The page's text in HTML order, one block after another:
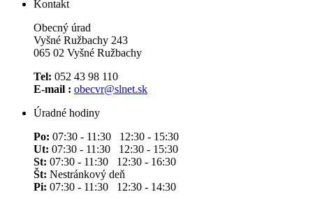
Kontakt
Obecný úrad
Vyšné Ružbachy 243
065 02 Vyšné Ružbachy
Tel: 052 43 98 110
E-mail : obecvr@slnet.sk
Úradné hodiny
Po: 07:30 - 11:30 12:30 - 15:30
Ut: 07:30 - 11:30 12:30 - 15:30
St: 07:30 - 11:30 12:30 - 16:30
Št: Nestránkový deň
Pi: 07:30 - 11:30 12:30 - 14:30